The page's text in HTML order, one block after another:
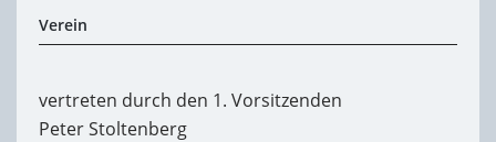
Verein
vertreten durch den 1. Vorsitzenden
Peter Stoltenberg